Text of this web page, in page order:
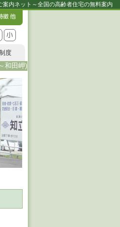
内ネット～全国の高齢者住宅の無料案内
度
和田岬)